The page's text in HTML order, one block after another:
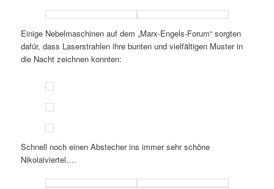
Einige Nebelmaschinen auf dem „Marx-Engels-Forum“ sorgten
dafür, dass Laserstrahlen ihre bunten und vielfältigen Muster in
die Nacht zeichnen konnten:
Schnell noch einen Abstecher ins immer sehr schöne
Nikolaiviertel….